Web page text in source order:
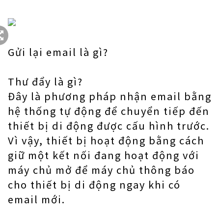
Gửi lại email là gì?
Thư đẩy là gì?
Đây là phương pháp nhận email bằng
hệ thống tự động để chuyển tiếp đến
thiết bị di động được cấu hình trước.
Vì vậy, thiết bị hoạt động bằng cách
giữ một kết nối đang hoạt động với
máy chủ mở để máy chủ thông báo
cho thiết bị di động ngay khi có
email mới.